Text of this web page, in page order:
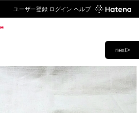
ユーザー登録 ログイン ヘルプ
next>